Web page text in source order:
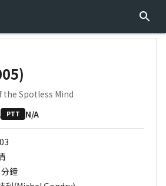
Spotless Mind
PTT N/A
分鐘